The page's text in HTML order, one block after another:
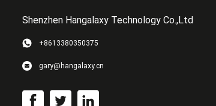
Shenzhen Hangalaxy Technology Co.,Ltd
+8613380350375
gary@hangalaxy.cn